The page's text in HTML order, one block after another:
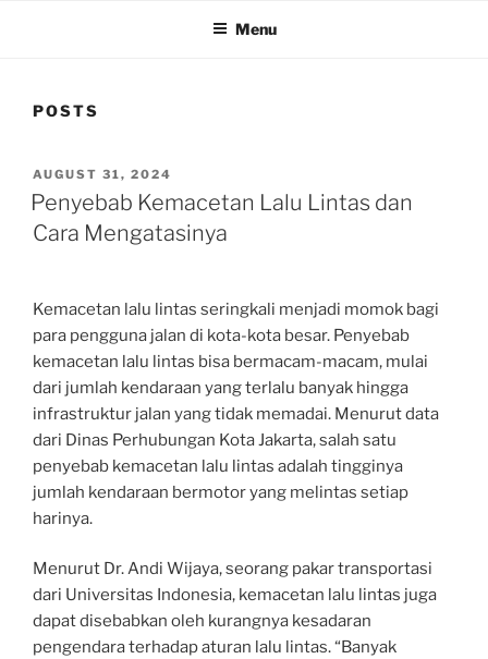
Menu
POSTS
POSTED
ON
AUGUST 31, 2024
Penyebab Kemacetan Lalu Lintas dan
Cara Mengatasinya
Kemacetan lalu lintas seringkali menjadi momok bagi
para pengguna jalan di kota-kota besar. Penyebab
kemacetan lalu lintas bisa bermacam-macam, mulai
dari jumlah kendaraan yang terlalu banyak hingga
infrastruktur jalan yang tidak memadai. Menurut data
dari Dinas Perhubungan Kota Jakarta, salah satu
penyebab kemacetan lalu lintas adalah tingginya
jumlah kendaraan bermotor yang melintas setiap
harinya.
Menurut Dr. Andi Wijaya, seorang pakar transportasi
dari Universitas Indonesia, kemacetan lalu lintas juga
dapat disebabkan oleh kurangnya kesadaran
pengendara terhadap aturan lalu lintas. “Banyak